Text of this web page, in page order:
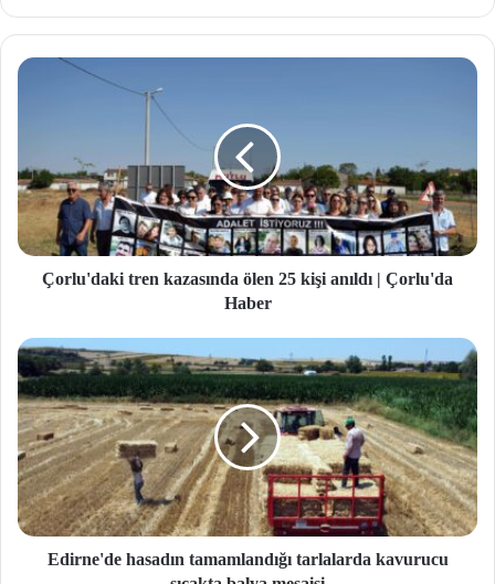
site
si
Çorlu'daki tren kazasında ölen 25 kişi anıldı | Çorlu'da
Haber
Edirne'de hasadın tamamlandığı tarlalarda kavurucu